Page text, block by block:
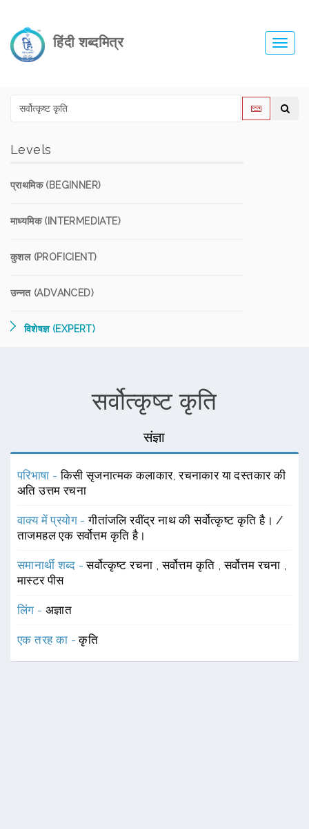
हिंदी शब्दमित्र
Levels
प्राथमिक (BEGINNER)
माध्यमिक (INTERMEDIATE)
कुशल (PROFICIENT)
उन्नत (ADVANCED)
विशेषज्ञ (EXPERT)
सर्वोत्कृष्ट कृति
संज्ञा
परिभाषा -किसी सृजनात्मक कलाकार, रचनाकार या दस्तकार की
अति उत्तम रचना
वाक्य में प्रयोग -गीतांजलि रवींद्र नाथ की सर्वोत्कृष्ट कृति है। /
ताजमहल एक सर्वोत्तम कृति है।
समानार्थी शब्द -सर्वोत्कृष्ट रचना ,सर्वोत्तम कृति ,सर्वोत्तम रचना ,
मास्टर पीस
लिंग - अज्ञात
एक तरह का -कृति